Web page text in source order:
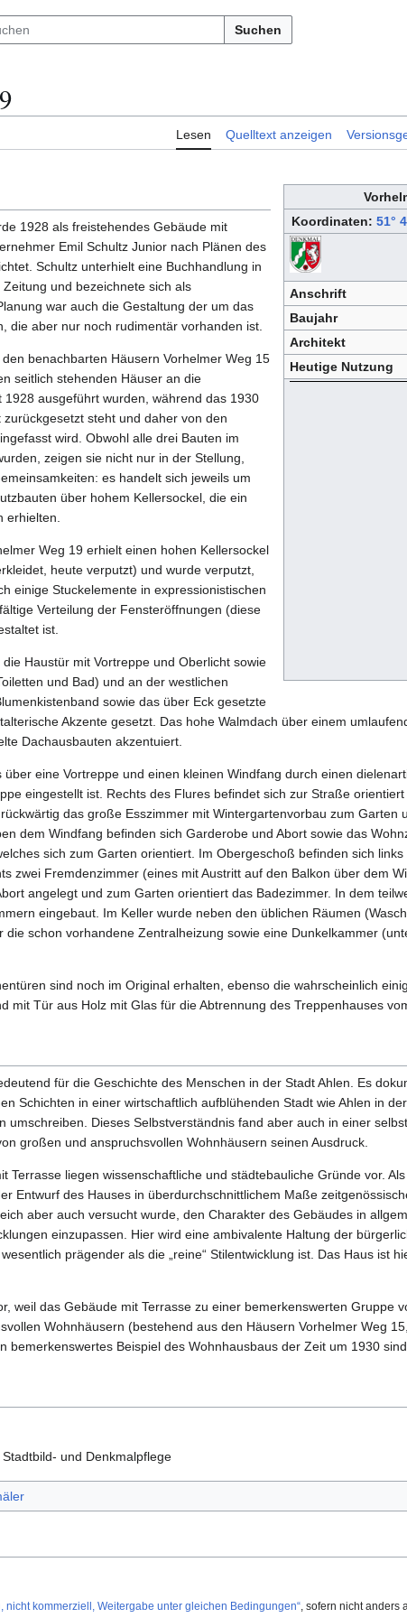
Suchen
Lesen Quelltext anzeigen
Koordinaten: 51°
Anschrift
Baujahr
Architekt
Heutige Nutzung
1928 als freistehendes Gebäude mit
Emil Schultz Junior nach Plänen des
Schultz unterhielt eine Buchhandlung in
und bezeichnete sich als
war auch die Gestaltung der um das
die aber nur noch rudimentär vorhanden ist.
benachbarten Häusern Vorhelmer Weg 15
seitlich stehenden Häuser an die
ausgeführt wurden, während das 1930
steht und daher von den
wird. Obwohl alle drei Bauten im
zeigen sie nicht nur in der Stellung,
es handelt sich jeweils um
über hohem Kellersockel, die ein
erhielten.
Weg 19 erhielt einen hohen Kellersockel
heute verputzt) und wurde verputzt,
einige Stuckelemente in expressionistischen
Verteilung der Fensteröffnungen (diese
ist.
Haustür mit Vortreppe und Oberlicht sowie
und Bad) und an der westlichen
sowie das über Eck gesetzte
Akzente gesetzt. Das hohe Walmdach über einem
Dachausbauten akzentuiert.
eine Vortreppe und einen kleinen Windfang durch einen
eingestellt ist. Rechts des Flures befindet sich zur Straße
das große Esszimmer mit Wintergartenvorbau zum Garten
dem Windfang befinden sich Garderobe und Abort sowie das
sich zum Garten orientiert. Im Obergeschoß befinden sich
zwei Fremdenzimmer (eines mit Austritt auf den Balkon über dem
angelegt und zum Garten orientiert das Badezimmer. In dem
eingebaut. Im Keller wurde neben den üblichen Räumen
die schon vorhandene Zentralheizung sowie eine Dunkelkammer
sind noch im Original erhalten, ebenso die wahrscheinlich
mit Tür aus Holz mit Glas für die Abtrennung des Treppenhauses
für die Geschichte des Menschen in der Stadt Ahlen. Es
Schichten in einer wirtschaftlich aufblühenden Stadt wie Ahlen in
umschreiben. Dieses Selbstverständnis fand aber auch in einer
großen und anspruchsvollen Wohnhäusern seinen Ausdruck.
Terrasse liegen wissenschaftliche und städtebauliche Gründe vor.
Entwurf des Hauses in überdurchschnittlichem Maße
aber auch versucht wurde, den Charakter des Gebäudes in
einzupassen. Hier wird eine ambivalente Haltung der
prägender als die „reine“ Stilentwicklung ist. Das Haus ist
weil das Gebäude mit Terrasse zu einer bemerkenswerten Gruppe
Wohnhäusern (bestehend aus den Häusern Vorhelmer Weg
bemerkenswertes Beispiel des Wohnhausbaus der Zeit um 1930 sind.
und Denkmalpflege
nicht kommerziell, Weitergabe unter gleichen Bedingungen“ , sofern nicht anders